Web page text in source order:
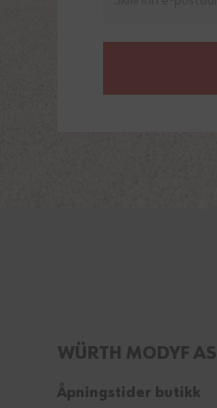
WÜRTH MODYF AS
Åpningstider butikk